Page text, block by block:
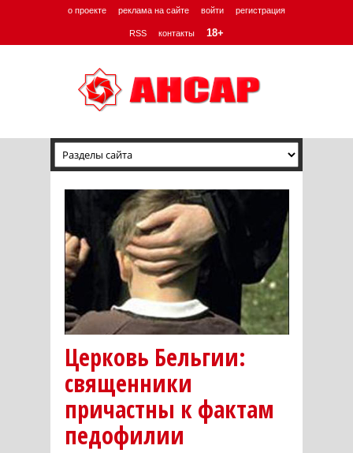
о проекте реклама на сайте войти регистрация
RSS контакты 18+
Церковь Бельгии:
священники
причастны к фактам
педофилии